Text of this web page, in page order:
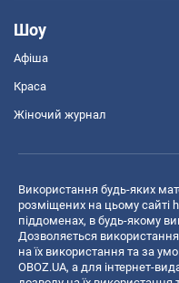
Шоу
Афіша
Краса
Жіночий журнал
Використання будь-яких
розміщених на цьому сайті
піддоменах, в будь-якому
Дозволяється
на їх використання та за
OBOZ.UA, а для інтернет-